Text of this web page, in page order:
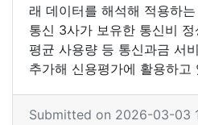
래 데이터를 해석해 적용하
통신 3사가 보유한 통신비
평균 사용량 등 통신과금 서
추가해 신용평가에 활용하
Submitted on 2026-03-03